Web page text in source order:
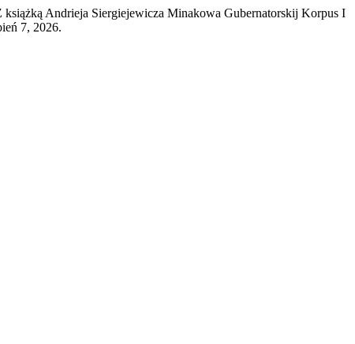
Andrieja Siergiejewicza Minakowa Gubernatorskij Korpus I
7, 2026.